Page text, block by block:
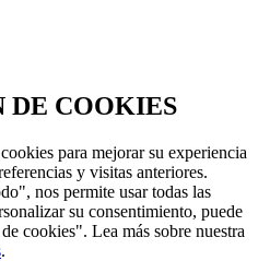
DE COOKIES
para mejorar su experiencia
y visitas anteriores.
nos permite usar todas las
su consentimiento, puede
cookies". Lea más sobre nuestra
.